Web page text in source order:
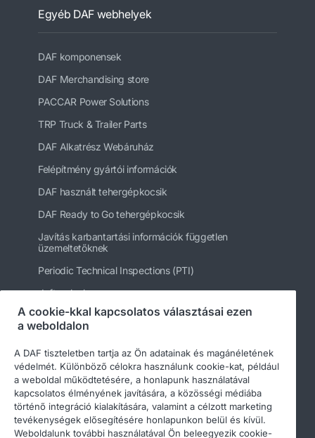
Egyéb DAF webhelyek
DAF komponensek
DAF Merchandising store
PACCAR Power Solutions
TRP Truck & Trailer Parts
DAF Alkatrész Webáruház
Felépítmény gyártói információk
DAF használt tehergépkocsik
DAF Ready to Go tehergépkocsik
Javítás karbantartási információk független
üzemeltetőknek
Periodic Technical Inspections (PTI)
daftrucks.hu
Egyéb DAF webhelyek
A cookie-kkal kapcsolatos választásai ezen
a weboldalon
A DAF tiszteletben tartja az Ön adatainak és magánéletének
védelmét. Különböző célokra használunk cookie-kat, például
a weboldal működtetésére, a honlapunk használatával
kapcsolatos élményének javítására, a közösségi médiába
történő integráció kialakítására, valamint a célzott marketing
tevékenységek elősegítésére honlapunkon belül és kívül.
Weboldalunk további használatával Ön beleegyezik cookie-